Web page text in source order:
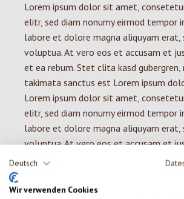
Deutsch
Wir verwenden Cookies
Lorem ipsum dolor sit amet,
elitr, sed diam nonumy eirmod tempor
labore et dolore magna aliquyam erat,
voluptua. At vero eos et accusam et
et ea rebum. Stet clita kasd gubergren,
takimata sanctus est Lorem ipsum
Lorem ipsum dolor sit amet,
elitr, sed diam nonumy eirmod tempor
labore et dolore magna aliquyam erat,
voluptua. At vero eos et accusam et
et ea rebum. Stet clita kasd gubergren,